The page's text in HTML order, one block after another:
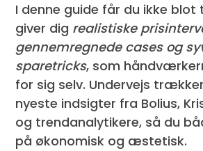
I denne guide får du ikke blot
giver dig realistiske
gennemregnede cases og
sparetricks, som
for sig selv. Undervejs
nyeste indsigter fra Bolius,
og trendanalytikere, så du
på økonomisk og æstetisk.